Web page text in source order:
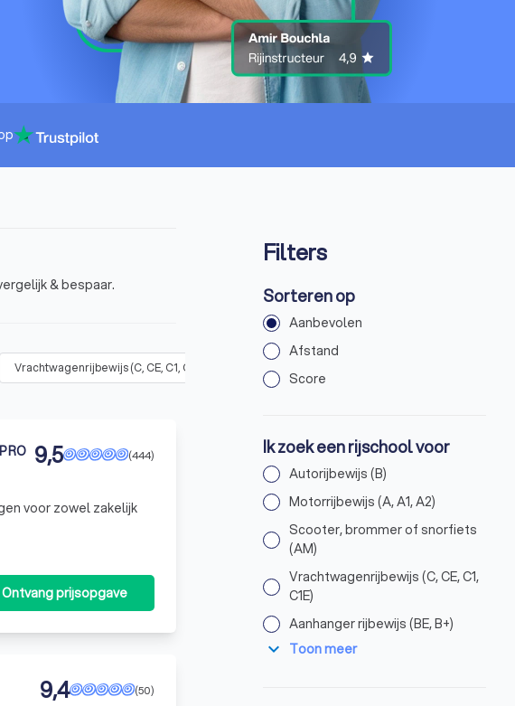
& bespaar.
Vrachtwagenrijbewijs (C, CE, C1, C1E) Aanhanger rijbewijs (BE, B+)
(444)
9,5
voor zowel zakelijk
Ontvang prijsopgave
(50)
9,4
Filters
Sorteren op
Aanbevolen
Afstand
Score
Ik zoek een rijschool voor
Autorijbewijs (B)
Motorrijbewijs (A, A1, A2)
Scooter, brommer of snorfiets
(AM)
Vrachtwagenrijbewijs (C, CE, C1,
C1E)
Aanhanger rijbewijs (BE, B+)
expand_more Toon meer